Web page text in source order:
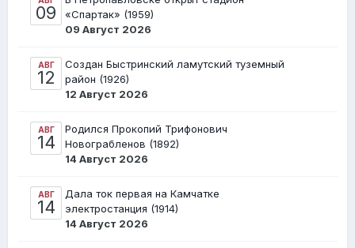
09
«Спартак» (1959)
09 Август 2026
АВГ
12
Создан Быстринский ламутский туземный
район (1926)
12 Август 2026
АВГ
14
Родился Прокопий Трифонович
Новограбленов (1892)
14 Август 2026
АВГ
14
Дала ток первая на Камчатке
электростанция (1914)
14 Август 2026